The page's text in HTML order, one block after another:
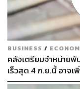
BUSINESS /
คลังเตรียมจำหน่ายพั
เร็วสุด 4 ก.ย.นี้ อาจ
First มากขึ้น